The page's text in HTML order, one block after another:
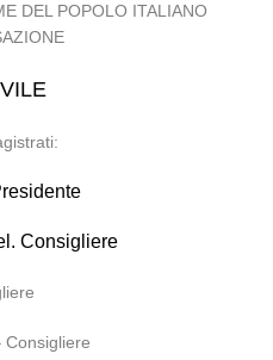
DEL POPOLO ITALIANO
Consigliere
Consigliere